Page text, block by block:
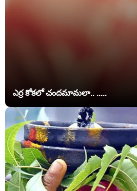
ఎర్ర కోకలో చందమామలా.. .....